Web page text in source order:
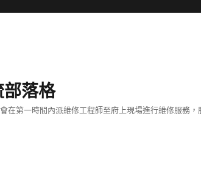
落格
在第一時間內派維修工程師至府上現場進行維修服務